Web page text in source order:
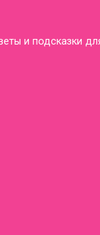
и подсказки